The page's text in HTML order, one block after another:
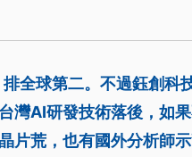
全球第二。不過鈺創科
灣AI研發技術落後，如
片荒，也有國外分析師